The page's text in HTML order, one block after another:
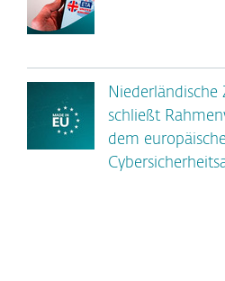
schließt
dem